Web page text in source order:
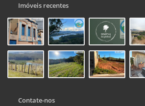
Imóveis recentes
Contate-nos